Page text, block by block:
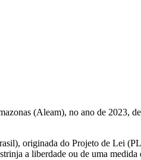
(Aleam), no ano de 2023,
originada do Projeto de Lei
a liberdade ou de uma medida